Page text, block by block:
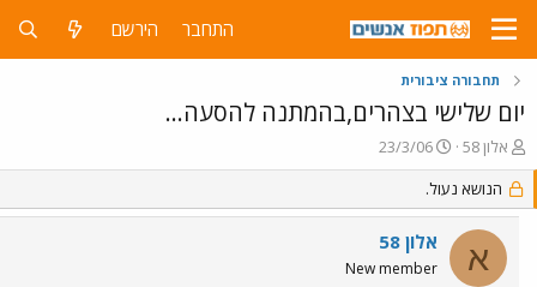
התחבר הירשם
תחבורה ציבורית
יום שלישי בצהרים,בהמתנה להסעה...
פ
ו
ת
ח
נ
אלון 58
פ
ו
ר
ס
ם
ב
ת
23/3/06
הנושא נעול.
א אלון 58
New member